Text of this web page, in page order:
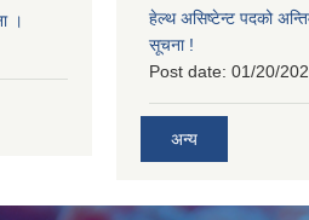
।
हेल्थ असिष्टेन्ट पदको
सूचना !
Post date: 01/20/
अन्य